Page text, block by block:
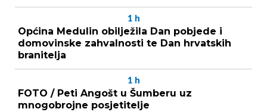
1 h
Općina Medulin obilježila Dan pobjede i
domovinske zahvalnosti te Dan hrvatskih
branitelja
1 h
FOTO / Peti Angošt u Šumberu uz
mnogobrojne posjetitelje